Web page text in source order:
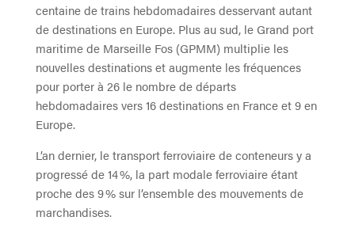
centaine de trains hebdomadaires desservant autant
de destinations en Europe. Plus au sud, le Grand port
maritime de Marseille Fos (GPMM) multiplie les
nouvelles destinations et augmente les fréquences
pour porter à 26 le nombre de départs
hebdomadaires vers 16 destinations en France et 9 en
Europe.
L’an dernier, le transport ferroviaire de conteneurs y a
progressé de 14 %, la part modale ferroviaire étant
proche des 9 % sur l’ensemble des mouvements de
marchandises.